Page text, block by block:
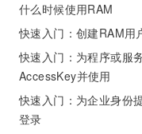
什么时候使用RAM
快速入门：创建RAM用
快速入门：为程序或服
AccessKey并使用
快速入门：为企业身份
登录